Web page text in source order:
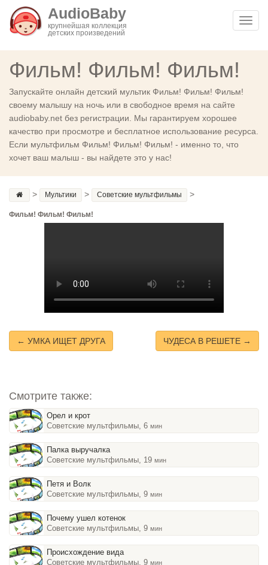
AudioBaby
крупнейшая коллекция
детских произведений
Фильм! Фильм! Фильм!
Запускайте онлайн детский мультик Фильм! Фильм! Фильм!
своему малышу на ночь или в свободное время на сайте
audiobaby.net без регистрации. Мы гарантируем хорошее
качество при просмотре и бесплатное использование ресурса.
Если мультфильм Фильм! Фильм! Фильм! - именно то, что
хочет ваш малыш - вы найдете это у нас!
> Мультики > Советские мультфильмы >
Фильм! Фильм! Фильм!
← УМКА ИЩЕТ ДРУГА ЧУДЕСА В РЕШЕТЕ →
Смотрите также:
Орел и крот
Советские мультфильмы, 6мин
Палка выручалка
Советские мультфильмы, 19мин
Петя и Волк
Советские мультфильмы, 9мин
Почему ушел котенок
Советские мультфильмы, 9мин
Происхождение вида
Советские мультфильмы, 9мин